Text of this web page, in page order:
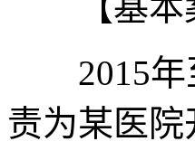
【基本
2015年至
责为某医